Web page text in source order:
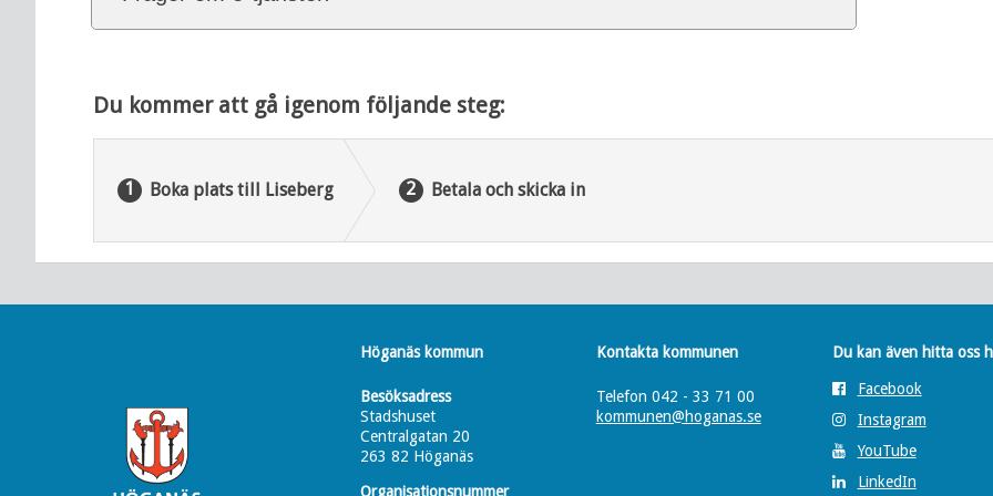
Du kommer att gå igenom följande steg:
Boka plats till Liseberg Betala och skicka in
Höganäs kommun
Besöksadress
Stadshuset
Centralgatan 20
263 82 Höganäs
Organisationsnummer
Kontakta kommunen
Telefon 042 - 33 71 00
kommunen@hoganas.se
Du kan även hitta oss
Facebook
Instagram
YouTube
LinkedIn